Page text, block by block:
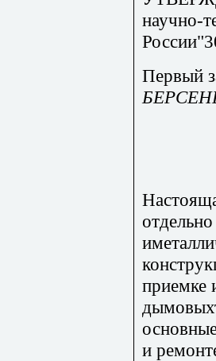
научно-
приемке
и